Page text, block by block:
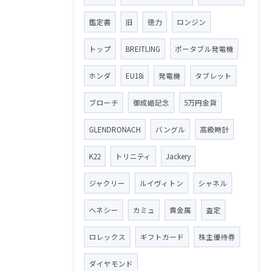
鑑定書 旧 徳力 ロンジン
トップ BREITLING ポータブル発電機
ホンダ EU18i 発電機 タブレット
ブローチ 御成婚記念 5万円金貨
GLENDRONACH バングル 高級時計
K22 トリニティ Jackery
ジャクリー ルイヴィトン シャネル
ヘネシー カミュ 貴金属 査定
ロレックス ギフトカード 株主優待券
ダイヤモンド